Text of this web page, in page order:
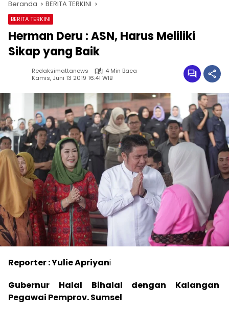
Beranda BERITA TERKINI
BERITA TERKINI
Herman Deru : ASN, Harus Meliliki
Sikap yang Baik
Redaksimattanews
4 Min Baca
Kamis, Juni 13 2019 16:41 WIB
Reporter : Yulie Apriyani
Gubernur Halal Bihalal dengan Kalangan
Pegawai Pemprov. Sumsel